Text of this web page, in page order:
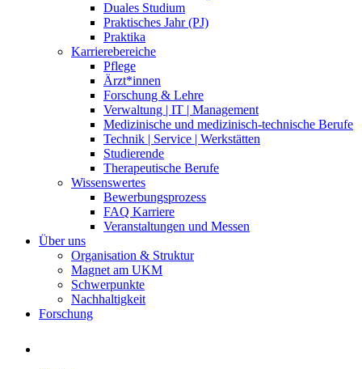
Duales Studium
Praktisches Jahr (PJ)
Praktika
Karrierebereiche
Pflege
Ärzt*innen
Forschung & Lehre
Verwaltung | IT | Management
Medizinische und medizinisch-technische Berufe
Technik | Service | Werkstätten
Studierende
Therapeutische Berufe
Wissenswertes
Bewerbungsprozess
FAQ Karriere
Veranstaltungen und Messen
Über uns
Organisation & Struktur
Magnet am UKM
Schwerpunkte
Nachhaltigkeit
Forschung